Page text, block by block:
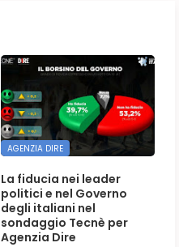
AGENZIA DIRE
La fiducia nei leader
politici e nel Governo
degli italiani nel
sondaggio Tecnè per
Agenzia Dire